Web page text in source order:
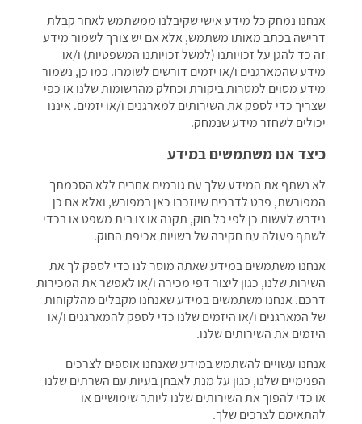
אנחנו נמחק כל מידע אישי שקיבלנו ממשתמש לאחר קבלת
דרישה בכתב מאותו משתמש, אלא אם יש צורך לשמור מידע
זה כד להגן על זכויותנו (למשל זכויותנו המשפטיות) ו/או
מידע שהמארגנים ו/או יזמים דורשים לשומרו. כמו כן, נשמור
מידע מסוים למטרות ביקורת וכחלק מהרשומות שלנו או כפי
שצריך כדי לספק את השירותים למארגנים ו/או יזמים. איננו
יכולים לשחזר מידע שנמחק.
כיצד אנו משתמשים במידע
לא נשתף את המידע שלך עם גורמים אחרים ללא הסכמתך
המפורשת, פרט לדרכים שיוזכרו כאן במפורש, ואלא אם כן
נידרש לעשות כן לפי כל חוק, תקנה או צו בית משפט או בכדי
לשתף פעולה עם חקירה של רשויות אכיפת החוק.
אנחנו משתמשים במידע שאתה מוסר לנו כדי לספק לך את
השירות שלנו, כגון ליצור דפי מכירה ו/או לאפשר את המכירות
דרכם. אנחנו משתמשים במידע שאנחנו מקבלים מהלקוחות
של המארגנים ו/או היזמים שלנו כדי לספק להמארגנים ו/או
היזמים את השירותים שלנו.
אנחנו עשויים להשתמש במידע שאנחנו אוספים לצרכים
הפנימיים שלנו, כגון על מנת לאבחן בעיות עם השרתים שלנו
או כדי להפוך את השירותים שלנו ליותר שימושיים או
להתאימם לצרכים שלך.